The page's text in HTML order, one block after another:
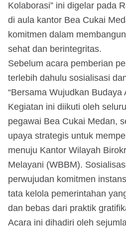
Kolaborasi” ini digelar pada
di aula kantor Bea Cukai
komitmen dalam
sehat dan berintegritas.
Sebelum acara pemberian
terlebih dahulu sosialisasi
“Bersama Wujudkan Budaya
Kegiatan ini diikuti oleh
pegawai Bea Cukai Medan,
upaya strategis untuk
menuju Kantor Wilayah
Melayani (WBBM).
perwujudan komitmen
tata kelola pemerintahan
dan bebas dari praktik
Acara ini dihadiri oleh